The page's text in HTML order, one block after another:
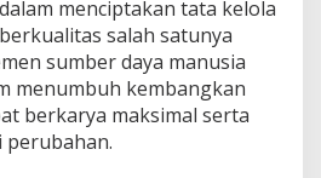
menciptakan tata kelola
salah satunya
sumber daya manusia
menumbuh kembangkan
berkarya maksimal serta
perubahan.